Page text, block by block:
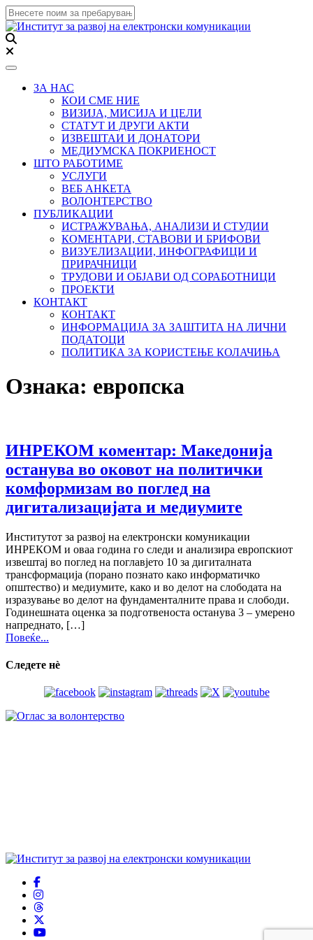
Toggle navigation
ЗА НАС
КОИ СМЕ НИЕ
ВИЗИЈА, МИСИЈА И ЦЕЛИ
СТАТУТ И ДРУГИ АКТИ
ИЗВЕШТАИ И ДОНАТОРИ
МЕДИУМСКА ПОКРИЕНОСТ
ШТО РАБОТИМЕ
УСЛУГИ
ВЕБ АНКЕТА
ВОЛОНТЕРСТВО
ПУБЛИКАЦИИ
ИСТРАЖУВАЊА, АНАЛИЗИ И СТУДИИ
КОМЕНТАРИ, СТАВОВИ И БРИФОВИ
ВИЗУЕЛИЗАЦИИ, ИНФОГРАФИЦИ И
ПРИРАЧНИЦИ
ТРУДОВИ И ОБЈАВИ ОД СОРАБОТНИЦИ
ПРОЕКТИ
КОНТАКТ
КОНТАКТ
ИНФОРМАЦИЈА ЗА ЗАШТИТА НА ЛИЧНИ
ПОДАТОЦИ
ПОЛИТИКА ЗА КОРИСТЕЊЕ КОЛАЧИЊА
Ознака: европска
ИНРЕКОМ коментар: Македонија
останува во оковот на политички
комформизам во поглед на
дигитализацијата и медиумите
Институтот за развој на електронски комуникации
ИНРЕКОМ и оваа година го следи и анализира европскиот
извештај во поглед на поглавјето 10 за дигиталната
трансформација (порано познато како информатичко
општество) и медиумите, како и во делот на слободата на
изразување во делот на фундаменталните права и слободи.
Годинешната оценка за подготвеноста останува 3 – умерено
напреднато, […]
Повеќе...
Следете нѐ